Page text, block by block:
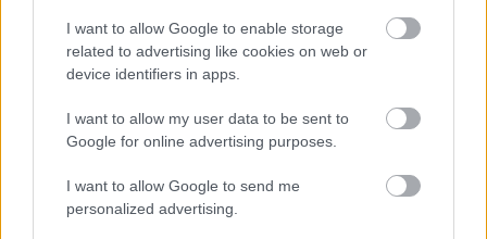
I want to allow Google to enable storage
related to advertising like cookies on web or
device identifiers in apps.
I want to allow my user data to be sent to
Google for online advertising purposes.
I want to allow Google to send me
personalized advertising.
FELTÁRULNAK A BALATON TITKAI
A LAKOSSÁGRA IS FONTOS SZEREP HÁRUL A
SZÚNYOGINVÁZIÓ ELKERÜLÉSÉBEN